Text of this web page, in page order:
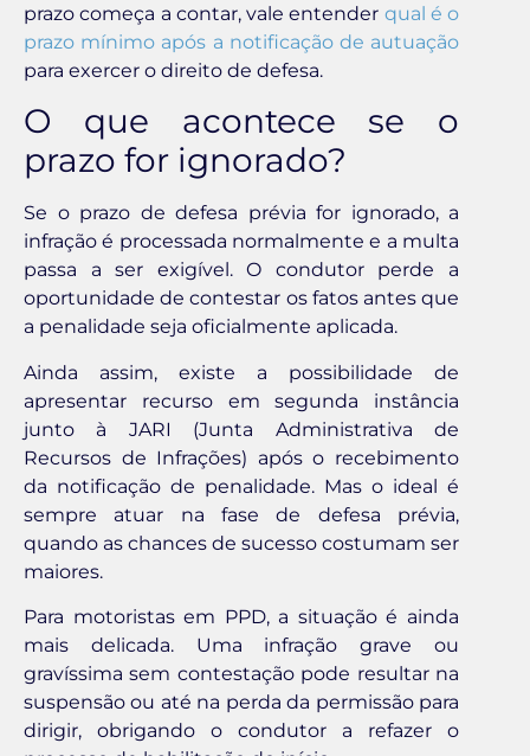
prazo começa a contar, vale entender qual é o
prazo mínimo após a notificação de autuação
para exercer o direito de defesa.
O que acontece se o
prazo for ignorado?
Se o prazo de defesa prévia for ignorado, a
infração é processada normalmente e a multa
passa a ser exigível. O condutor perde a
oportunidade de contestar os fatos antes que
a penalidade seja oficialmente aplicada.
Ainda assim, existe a possibilidade de
apresentar recurso em segunda instância
junto à JARI (Junta Administrativa de
Recursos de Infrações) após o recebimento
da notificação de penalidade. Mas o ideal é
sempre atuar na fase de defesa prévia,
quando as chances de sucesso costumam ser
maiores.
Para motoristas em PPD, a situação é ainda
mais delicada. Uma infração grave ou
gravíssima sem contestação pode resultar na
suspensão ou até na perda da permissão para
dirigir, obrigando o condutor a refazer o